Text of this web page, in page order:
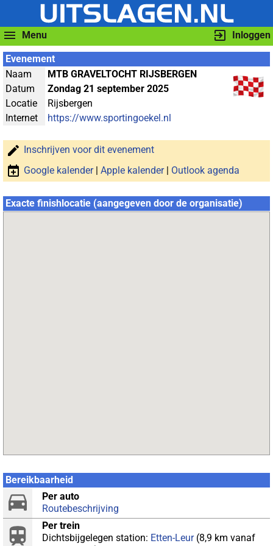
Menu Inloggen
Evenement
Naam
MTB GRAVELTOCHT RIJSBERGEN
Datum
Zondag 21 september 2025
Locatie
Rijsbergen
Internet
https://www.sportingoekel.nl
Inschrijven voor dit evenement
Google kalender| Apple kalender| Outlook agenda
Exacte finishlocatie (aangegeven door de organisatie)
Bereikbaarheid
Per auto
Routebeschrijving
Per trein
Dichtsbijgelegen station: Etten-Leur(8,9 km vanaf